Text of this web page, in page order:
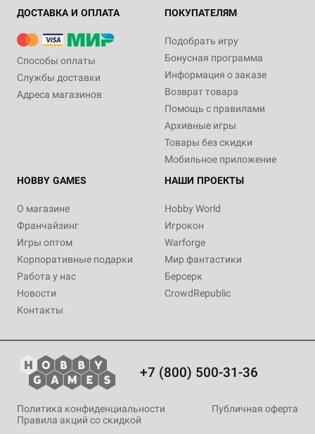
ДОСТАВКА И ОПЛАТА
Способы оплаты
Службы доставки
Адреса магазинов
ПОКУПАТЕЛЯМ
Подобрать игру
Бонусная программа
Информация о заказе
Возврат товара
Помощь с правилами
Архивные игры
Товары без скидки
Мобильное приложение
HOBBY GAMES
О магазине
Франчайзинг
Игры оптом
Корпоративные подарки
Работа у нас
Новости
Контакты
НАШИ ПРОЕКТЫ
Hobby World
Игрокон
Warforge
Мир фантастики
Берсерк
CrowdRepublic
+7 (800) 500-31-36
Политика конфиденциальности
Публичная оферта
Правила акций со скидкой